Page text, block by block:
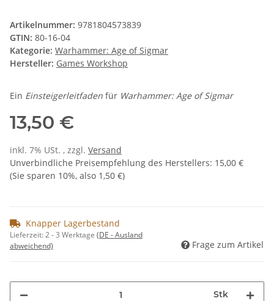
Artikelnummer: 9781804573839
GTIN: 80-16-04
Kategorie: Warhammer: Age of Sigmar
Hersteller: Games Workshop
Ein Einsteigerleitfaden für Warhammer: Age of Sigmar
13,50 €
inkl. 7% USt. , zzgl. Versand
Unverbindliche Preisempfehlung des Herstellers: 15,00 €
(Sie sparen 10%, also 1,50 €)
Knapper Lagerbestand
Lieferzeit:2 - 3 Werktage (DE - Ausland
abweichend)
Frage zum Artikel
Stk